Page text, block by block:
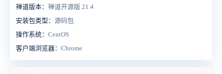
禅道版本： 禅道开源版 21.4
安装包类型： 源码包
操作系统： CentOS
客户端浏览器： Chrome